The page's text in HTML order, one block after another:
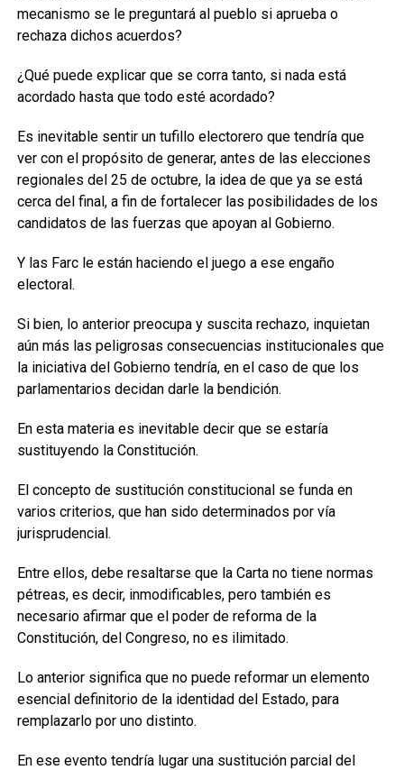
mecanismo se le preguntará al pueblo si aprueba o
rechaza dichos acuerdos?
¿Qué puede explicar que se corra tanto, si nada está
acordado hasta que todo esté acordado?
Es inevitable sentir un tufillo electorero que tendría que
ver con el propósito de generar, antes de las elecciones
regionales del 25 de octubre, la idea de que ya se está
cerca del final, a fin de fortalecer las posibilidades de los
candidatos de las fuerzas que apoyan al Gobierno.
Y las Farc le están haciendo el juego a ese engaño
electoral.
Si bien, lo anterior preocupa y suscita rechazo, inquietan
aún más las peligrosas consecuencias institucionales que
la iniciativa del Gobierno tendría, en el caso de que los
parlamentarios decidan darle la bendición.
En esta materia es inevitable decir que se estaría
sustituyendo la Constitución.
El concepto de sustitución constitucional se funda en
varios criterios, que han sido determinados por vía
jurisprudencial.
Entre ellos, debe resaltarse que la Carta no tiene normas
pétreas, es decir, inmodificables, pero también es
necesario afirmar que el poder de reforma de la
Constitución, del Congreso, no es ilimitado.
Lo anterior significa que no puede reformar un elemento
esencial definitorio de la identidad del Estado, para
remplazarlo por uno distinto.
En ese evento tendría lugar una sustitución parcial del